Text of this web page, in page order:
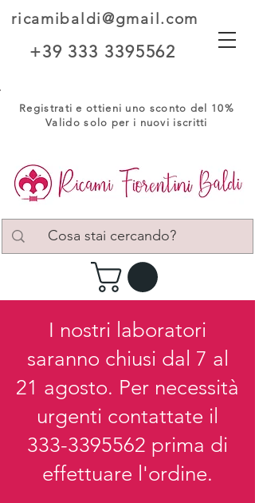
ricamibaldi@gmail.com
+39 333 3395562
Registrati e ottieni uno sconto del 10%
Valido solo per i nuovi iscritti
I nostri laboratori
saranno chiusi dal 7 al
21 agosto. Per necessità
urgenti contattate il
333-3395562 prima di
effettuare l'ordine.